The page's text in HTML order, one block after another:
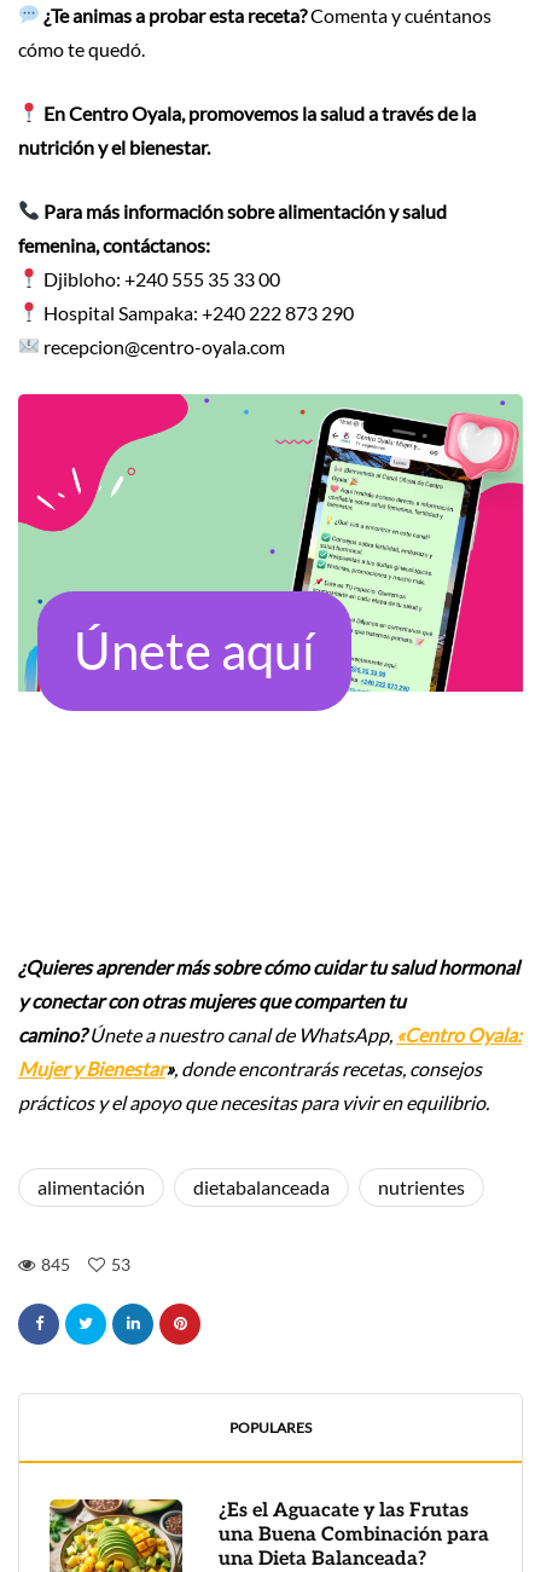
¿Te animas a probar esta receta?Comenta y cuéntanos
cómo te quedó.
En Centro Oyala, promovemos la salud a través de la
nutrición y el bienestar.
Para más información sobre alimentación y salud
femenina, contáctanos:
Djibloho: +240 555 35 33 00
Hospital Sampaka: +240 222 873 290
recepcion@centro-oyala.com
Únete aquí
¿Quieres aprender más sobre cómo cuidar tu salud hormonal
y conectar con otras mujeres que comparten tu
camino?Únete a nuestro canal de WhatsApp, «Centro Oyala:
Mujer y Bienestar», donde encontrarás recetas, consejos
prácticos y el apoyo que necesitas para vivir en equilibrio.
alimentación dietabalanceada nutrientes
845 53
POPULARES
¿Es el Aguacate y las Frutas
una Buena Combinación para
una Dieta Balanceada?